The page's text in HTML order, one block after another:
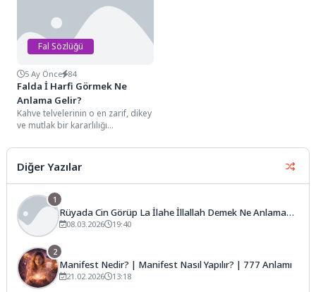
Fal Sözlüğü
5 Ay Önce 84
Falda İ Harfi Görmek Ne
Anlama Gelir?
Kahve telvelerinin o en zarif, dikey
ve mutlak bir kararlılığı
genellikle fincanın...
Diğer Yazılar
1
Rüyada Cin Görüp La İlahe İllallah Demek Ne Anlama
Gelir?
08.03.2026 19:40
2
Manifest Nedir? | Manifest Nasıl Yapılır? | 777 Anlamı
21.02.2026 13:18